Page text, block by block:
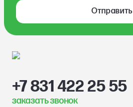
Отправить
+7 831 422 25 55
заказать звонок